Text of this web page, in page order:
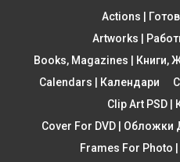
Actions |
Artworks |
Books, Magazines | Книги,
Calendars | Календари
Clip Art PSD |
Cover For DVD | Обложки
Frames For